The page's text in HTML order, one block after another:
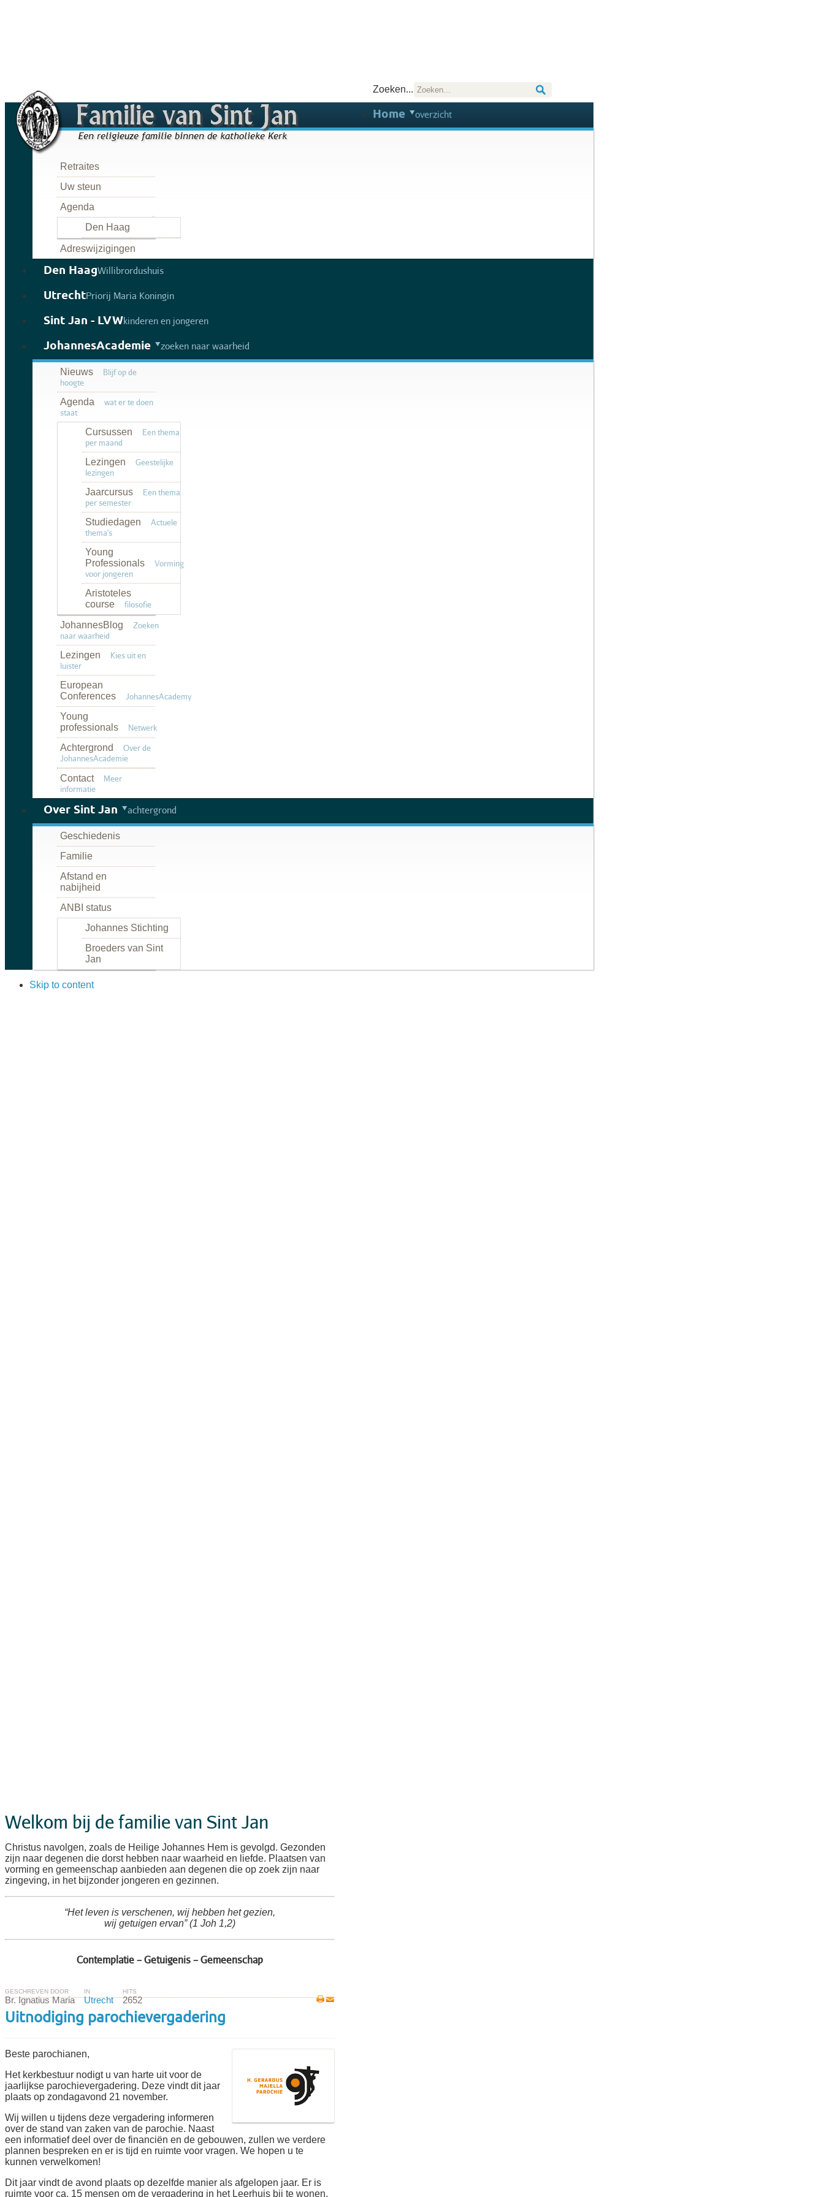
Zoeken...
Home overzicht
Retraites
Uw steun
Agenda
Den Haag
Adreswijzigingen
Den HaagWillibrordushuis
UtrechtPriorij Maria Koningin
Sint Jan - LVWkinderen en jongeren
JohannesAcademie zoeken naar waarheid
Nieuws
Blijf op de
hoogte
Agenda
wat er te doen
staat
Cursussen
Een thema
per maand
Lezingen
Geestelijke
lezingen
Jaarcursus
Een thema
per semester
Studiedagen
Actuele
thema's
Young
Professionals
Vorming
voor jongeren
Aristoteles
course
filosofie
JohannesBlog
Zoeken
naar waarheid
Lezingen
Kies uit en
luister
European
Conferences
JohannesAcademy
Young
professionals
Netwerk
Achtergrond
Over de
JohannesAcademie
Contact
Meer
informatie
Over Sint Jan achtergrond
Geschiedenis
Familie
Afstand en
nabijheid
ANBI status
Johannes Stichting
Broeders van Sint
Jan
Skip to content
Welkom bij de familie van Sint Jan
Christus navolgen, zoals de Heilige Johannes Hem is gevolgd. Gezonden
zijn naar degenen die dorst hebben naar waarheid en liefde. Plaatsen van
vorming en gemeenschap aanbieden aan degenen die op zoek zijn naar
zingeving, in het bijzonder jongeren en gezinnen.
“Het leven is verschenen, wij hebben het gezien,
wij getuigen ervan” (1 Joh 1,2)
Contemplatie – Getuigenis – Gemeenschap
GESCHREVEN DOOR
Br. Ignatius Maria
IN
Utrecht
HITS
2652
Uitnodiging parochievergadering
Beste parochianen,
Het kerkbestuur nodigt u van harte uit voor de
jaarlijkse parochievergadering. Deze vindt dit jaar
plaats op zondagavond 21 november.
Wij willen u tijdens deze vergadering informeren
over de stand van zaken van de parochie. Naast
een informatief deel over de financiën en de gebouwen, zullen we verdere
plannen bespreken en er is tijd en ruimte voor vragen. We hopen u te
kunnen verwelkomen!
Dit jaar vindt de avond plaats op dezelfde manier als afgelopen jaar. Er is
ruimte voor ca. 15 mensen om de vergadering in het Leerhuis bij te wonen.